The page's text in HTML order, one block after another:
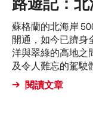
蘇格蘭的北海岸
開通，如今已躋身
洋與翠綠的高地之
及令人難忘的駕駛
閱讀文章